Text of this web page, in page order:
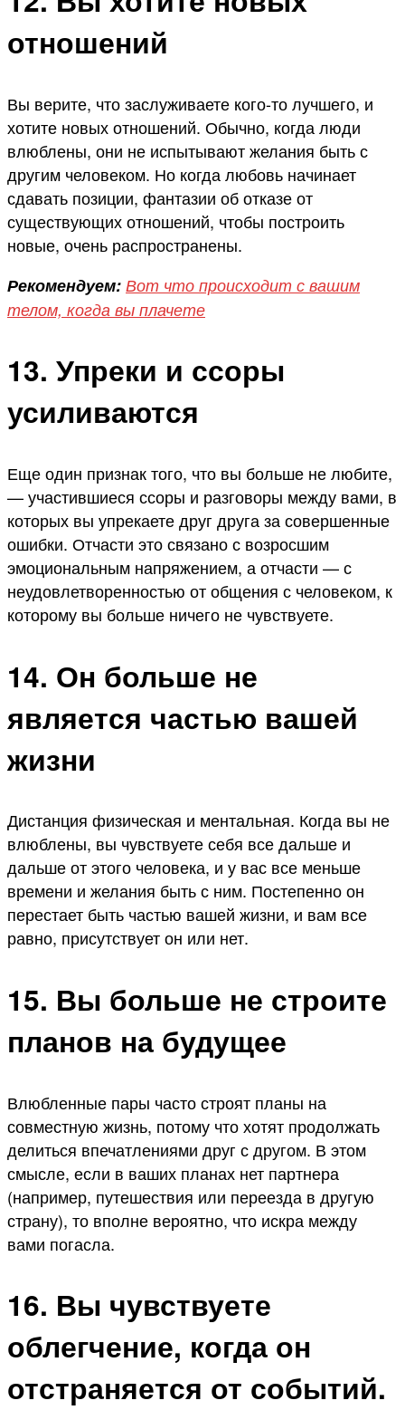
отношений
Вы верите, что заслуживаете кого-то лучшего, и
хотите новых отношений. Обычно, когда люди
влюблены, они не испытывают желания быть с
другим человеком. Но когда любовь начинает
сдавать позиции, фантазии об отказе от
существующих отношений, чтобы построить
новые, очень распространены.
Рекомендуем: Вот что происходит с вашим
телом, когда вы плачете
13. Упреки и ссоры
усиливаются
Еще один признак того, что вы больше не любите,
— участившиеся ссоры и разговоры между вами, в
которых вы упрекаете друг друга за совершенные
ошибки. Отчасти это связано с возросшим
эмоциональным напряжением, а отчасти — с
неудовлетворенностью от общения с человеком, к
которому вы больше ничего не чувствуете.
14. Он больше не
является частью вашей
жизни
Дистанция физическая и ментальная. Когда вы не
влюблены, вы чувствуете себя все дальше и
дальше от этого человека, и у вас все меньше
времени и желания быть с ним. Постепенно он
перестает быть частью вашей жизни, и вам все
равно, присутствует он или нет.
15. Вы больше не строите
планов на будущее
Влюбленные пары часто строят планы на
совместную жизнь, потому что хотят продолжать
делиться впечатлениями друг с другом. В этом
смысле, если в ваших планах нет партнера
(например, путешествия или переезда в другую
страну), то вполне вероятно, что искра между
вами погасла.
16. Вы чувствуете
облегчение, когда он
отстраняется от событий.